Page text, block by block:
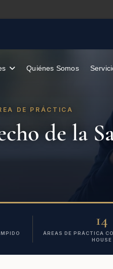
Quiénes Somos
DE PRÁCTICA
de la
14
ÁREAS DE PRÁCTICA
HOUSE